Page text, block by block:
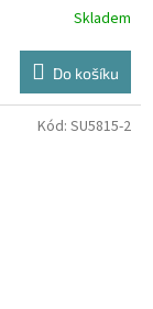
Skladem
Do košíku
Kód: SU5815-2